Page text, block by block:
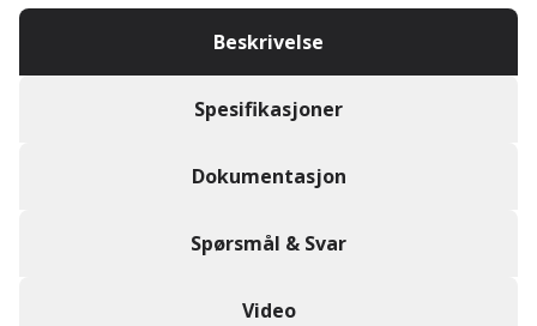
Beskrivelse
Spesifikasjoner
Dokumentasjon
Spørsmål & Svar
Video